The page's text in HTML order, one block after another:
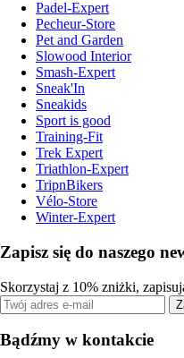
Padel-Expert
Pecheur-Store
Pet and Garden
Slowood Interior
Smash-Expert
Sneak'In
Sneakids
Sport is good
Training-Fit
Trek Expert
Triathlon-Expert
TripnBikers
Vélo-Store
Winter-Expert
Zapisz się do naszego
Skorzystaj z 10% zniżki,
Bądźmy w kontakcie